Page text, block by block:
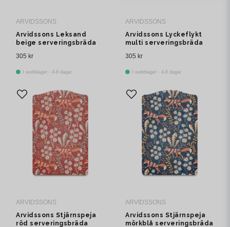
ARVIDSSONS
Arvidssons Leksand
beige serveringsbräda
305 kr
I webblager - 4-8 dagar
ARVIDSSONS
Arvidssons Lyckeflykt
multi serveringsbräda
305 kr
I webblager - 4-8 dagar
ARVIDSSONS
Arvidssons Stjärnspeja
röd serveringsbräda
ARVIDSSONS
Arvidssons Stjärnspeja
mörkblå serveringsbräda